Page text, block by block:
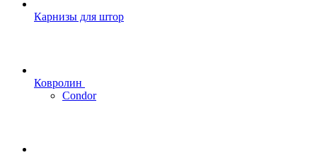
Карнизы для штор
Ковролин
Condor